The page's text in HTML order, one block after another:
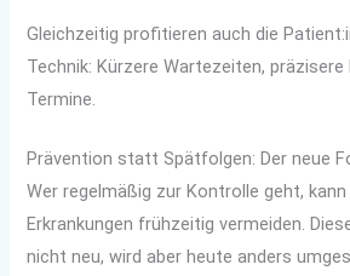
Gleichzeitig profitieren auch die
Technik: Kürzere Wartezeiten, präzisere
Termine.
Prävention statt Spätfolgen: Der neue
Wer regelmäßig zur Kontrolle geht,
Erkrankungen frühzeitig vermeiden.
nicht neu, wird aber heute anders